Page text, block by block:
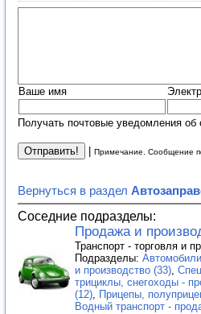
Ваше имя
Получать почтовые уведомления об
Примечание. Сообщение
Вернуться в раздел
Соседние подразделы:
Продажа и
Транспорт - торговля и
Подразделы:
и производство (33),
трициклы, снегоходы -
(12), Прицепы,
Водный транспорт -